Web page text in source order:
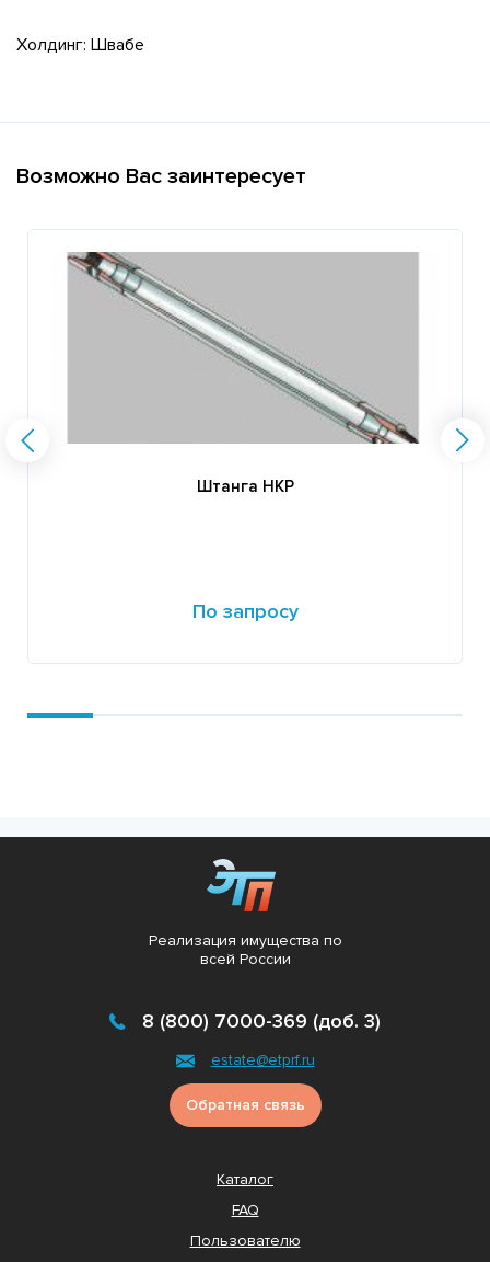
Холдинг: Швабе
Возможно Вас заинтересует
Штанга НКР
По запросу
Реализация имущества по
всей России
8 (800) 7000-369 (доб. 3)
estate@etprf.ru
Обратная связь
Каталог
FAQ
Пользователю